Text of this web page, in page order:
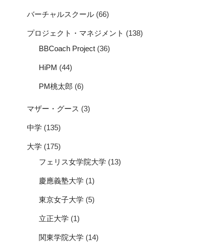
バーチャルスクール (66)
プロジェクト・マネジメント (138)
BBCoach Project (36)
HiPM (44)
PM桃太郎 (6)
マザー・グース (3)
中学 (135)
大学 (175)
フェリス女学院大学 (13)
慶應義塾大学 (1)
東京女子大学 (5)
立正大学 (1)
関東学院大学 (14)